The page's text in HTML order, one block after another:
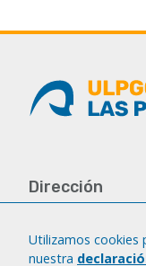
Dirección
Canaria
Campus del
Utilizamos cookies
nuestra